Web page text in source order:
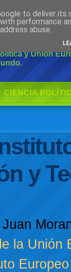
y Unión
CIENCIA
y
la Unión
to deliver its
performance
abuse.